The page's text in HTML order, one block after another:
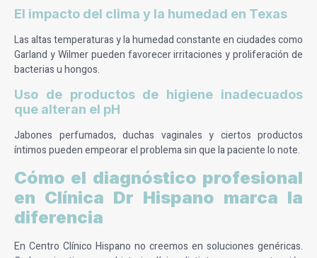
El impacto del clima y la humedad en Texas
Las altas temperaturas y la humedad constante en ciudades como
Garland y Wilmer pueden favorecer irritaciones y proliferación de
bacterias u hongos.
Uso de productos de higiene inadecuados
que alteran el pH
Jabones perfumados, duchas vaginales y ciertos productos
íntimos pueden empeorar el problema sin que la paciente lo note.
Cómo el diagnóstico profesional
en Clínica Dr Hispano marca la
diferencia
En Centro Clínico Hispano no creemos en soluciones genéricas.